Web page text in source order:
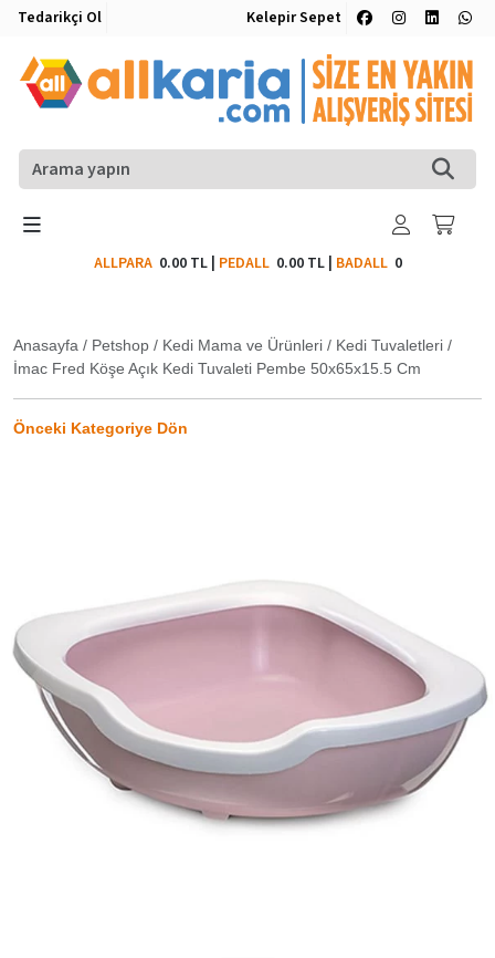
Tedarikçi Ol Kelepir Sepet
ALLPARA 0.00 TL| PEDALL 0.00 TL| BADALL0
Anasayfa / Petshop / Kedi Mama ve Ürünleri / Kedi Tuvaletleri /
İmac Fred Köşe Açık Kedi Tuvaleti Pembe 50x65x15.5 Cm
Önceki Kategoriye Dön